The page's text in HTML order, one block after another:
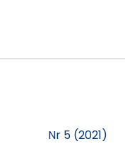
Nr 5 (2021)